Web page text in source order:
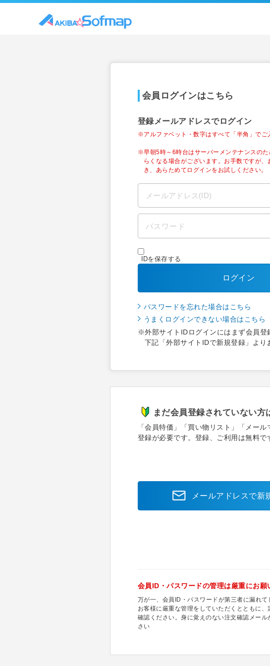
会員ログインはこちら
登録メールアドレスでログイン
※アルファベット・数字はすべて「半角」でご
※早朝5時～6時台はサーバーメンテナンスの
らくなる場合がございます。お手数ですが、
き、あらためてログインをお試しください。
IDを保存する
ログイン
パスワードを忘れた場合はこちら
うまくログインできない場合はこちら
※外部サイトIDログインにはまず会員登
下記「外部サイトIDで新規登録」より
まだ会員登録されていない方
「会員特価」「買い物リスト」「メー
登録が必要です。登録、ご利用は無料で
メールアドレスで新
会員ID・パスワードの管理は厳重にお願
万が一、会員ID・パスワードが第三者に漏れ
お客様に厳重な管理をしていただくとともに
確認ください。身に覚えのない注文確認メー
さい